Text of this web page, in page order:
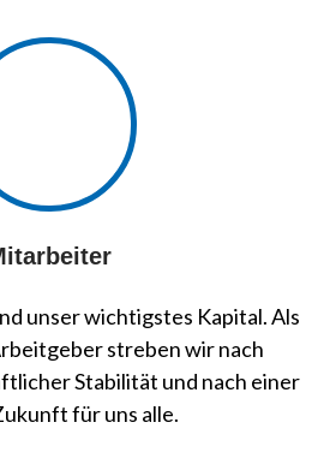
unser wichtigstes Kapital. Als
streben wir nach
Stabilität und nach einer
für uns alle.